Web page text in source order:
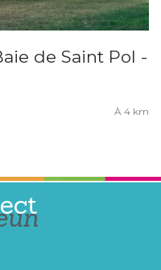
de Saint Pol -
À 4 km